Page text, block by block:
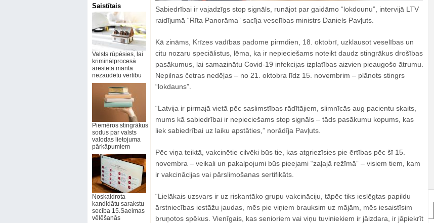
Saistītais
Valsts rūpēsies, lai
kriminālprocesā
arestētā manta
nezaudētu vērtību
Piemēros stingrākus
sodus par valsts
valodas lietojuma
pārkāpumiem
Noskaidrota
kandidātu sarakstu
secība 15.Saeimas
vēlēšanās
Sabiedrībai ir vajadzīgs stop signāls, runājot par gaidāmo “lokdounu”, intervijā LTV
raidījumā “Rīta Panorāma” sacīja veselības ministrs Daniels Pavļuts.
Kā zināms, Krīzes vadības padome pirmdien, 18. oktobrī, uzklausot veselības un
citu nozaru speciālistus, lēma, ka ir nepieciešams noteikt daudz stingrākus drošības
pasākumus, lai samazinātu Covid-19 infekcijas izplatības aizvien pieaugošo ātrumu.
Nepilnas četras nedēļas – no 21. oktobra līdz 15. novembrim – plānots stingrs
“lokdauns”.
“Latvija ir pirmajā vietā pēc saslimstības rādītājiem, slimnīcās aug pacientu skaits,
mums kā sabiedrībai ir nepieciešams stop signāls – tāds pasākumu kopums, kas
liek sabiedrībai uz laiku apstāties,” norādīja Pavļuts.
Pēc viņa teiktā, vakcinētie cilvēki būs tie, kas atgriezīsies pie ērtības pēc šī 15.
novembra – veikali un pakalpojumi būs pieejami “zaļajā režīmā” – visiem tiem, kam
ir vakcinācijas vai pārslimošanas sertifikāts.
“Lielākais uzsvars ir uz riskantāko grupu vakcināciju, tāpēc tiks ieslēgtas papildu
ārstniecības iestāžu jaudas, mēs pie viņiem brauksim uz mājām, mēs iesaistīsim
bruņotos spēkus. Vienīgais, kas senioriem vai viņu tuviniekiem ir jāizdara, ir jāpiekrīt